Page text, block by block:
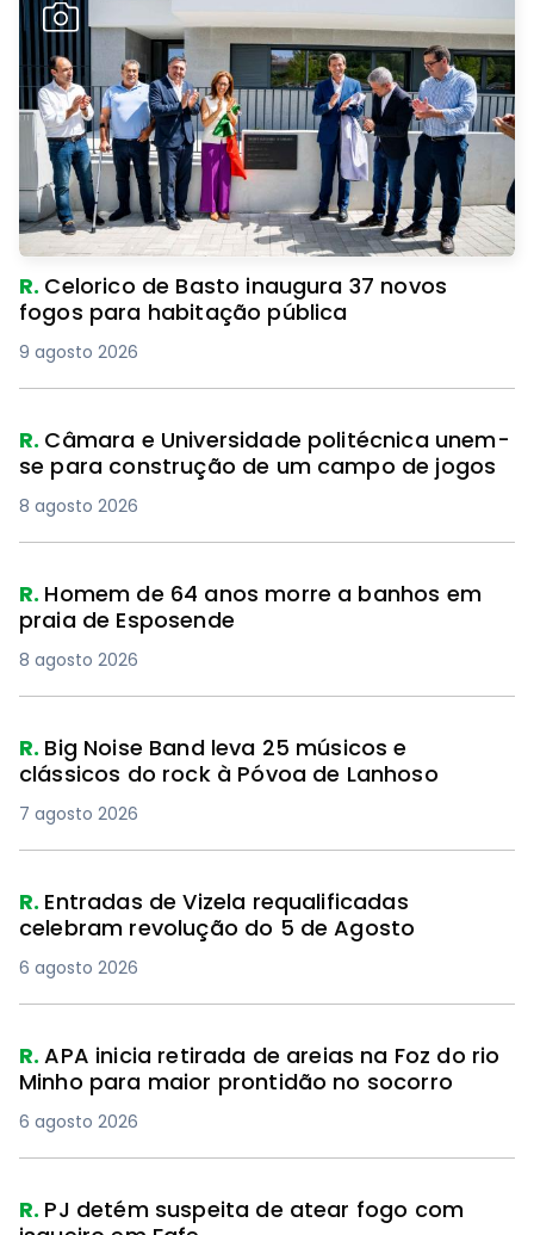
R. Celorico de Basto inaugura 37 novos
fogos para habitação pública
9 agosto 2026
R. Câmara e Universidade politécnica unem-
se para construção de um campo de jogos
8 agosto 2026
R. Homem de 64 anos morre a banhos em
praia de Esposende
8 agosto 2026
R. Big Noise Band leva 25 músicos e
clássicos do rock à Póvoa de Lanhoso
7 agosto 2026
R. Entradas de Vizela requalificadas
celebram revolução do 5 de Agosto
6 agosto 2026
R.APA inicia retirada de areias na Foz do rio
Minho para maior prontidão no socorro
6 agosto 2026
R. PJ detém suspeita de atear fogo com